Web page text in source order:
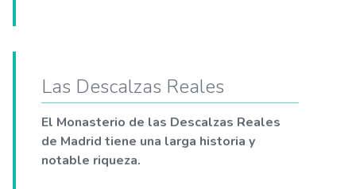
Las Descalzas Reales
El Monasterio de las Descalzas Reales
de Madrid tiene una larga historia y
notable riqueza.